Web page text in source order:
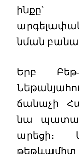
ինքը՝
նման
Երբ
ճանաչի
նա
արեցի։